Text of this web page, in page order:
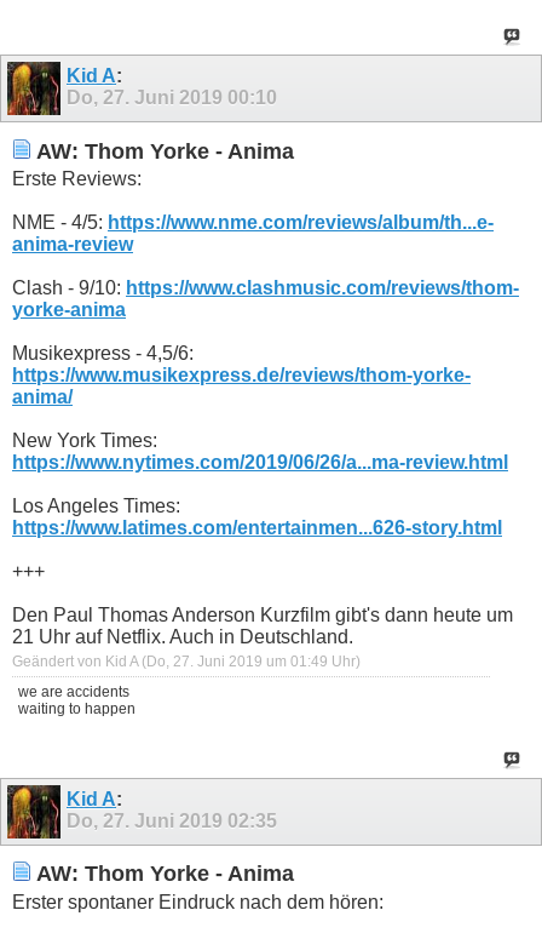
Kid A:
Do, 27. Juni 2019 00:10
AW: Thom Yorke - Anima
Erste Reviews:
NME - 4/5: https://www.nme.com/reviews/album/th...e-
anima-review
Clash - 9/10: https://www.clashmusic.com/reviews/thom-
yorke-anima
Musikexpress - 4,5/6:
https://www.musikexpress.de/reviews/thom-yorke-
anima/
New York Times:
https://www.nytimes.com/2019/06/26/a...ma-review.html
Los Angeles Times:
https://www.latimes.com/entertainmen...626-story.html
+++
Den Paul Thomas Anderson Kurzfilm gibt's dann heute um
21 Uhr auf Netflix. Auch in Deutschland.
Geändert von Kid A (Do, 27. Juni 2019 um 01:49 Uhr)
we are accidents
waiting to happen
Kid A:
Do, 27. Juni 2019 02:35
AW: Thom Yorke - Anima
Erster spontaner Eindruck nach dem hören: